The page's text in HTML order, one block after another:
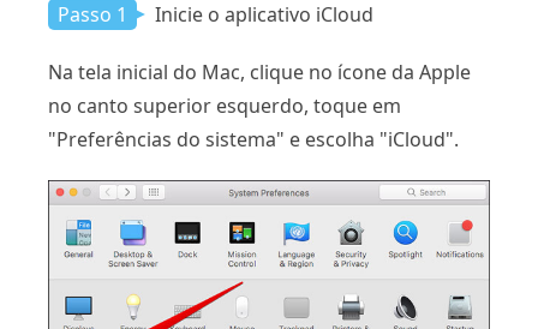
Passo 1 Inicie o aplicativo iCloud
Na tela inicial do Mac, clique no ícone da Apple
no canto superior esquerdo, toque em
"Preferências do sistema" e escolha "iCloud".